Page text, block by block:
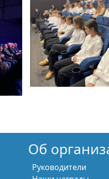
Об
Руководители